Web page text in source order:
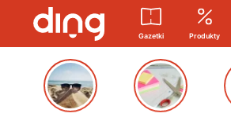
Gazetki Produkty